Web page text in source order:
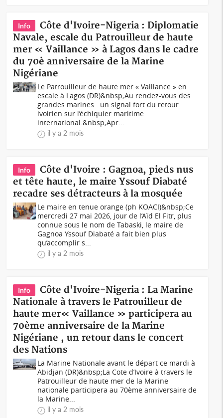
Info
Côte d'Ivoire-Nigeria : Diplomatie
Navale, escale du Patrouilleur de haute
mer « Vaillance » à Lagos dans le cadre
du 70è anniversaire de la Marine
Nigériane
Le Patrouilleur de haute mer « Vaillance » en
escale à Lagos (DR)&nbsp;Au rendez-vous des
grandes marines : un signal fort du retour
ivoirien sur l’échiquier maritime
international.&nbsp;Apr...
il y a 2 mois
Info
Côte d'Ivoire : Gagnoa, pieds nus
et tête haute, le maire Yssouf Diabaté
recadre ses détracteurs à la mosquée
Le maire en tenue orange (ph KOACI)&nbsp;Ce
mercredi 27 mai 2026, jour de l’Aïd El Fitr, plus
connue sous le nom de Tabaski, le maire de
Gagnoa Yssouf Diabaté a fait bien plus
qu’accomplir s...
il y a 2 mois
Info
Côte d'Ivoire-Nigeria : La Marine
Nationale à travers le Patrouilleur de
haute mer« Vaillance » participera au
70ème anniversaire de la Marine
Nigériane , un retour dans le concert
des Nations
La Marine Nationale avant le départ ce mardi à
Abidjan (DR)&nbsp;La Cote d’Ivoire à travers le
Patrouilleur de haute mer de la Marine
nationale participera au 70ème anniversaire de
la Marine...
il y a 2 mois